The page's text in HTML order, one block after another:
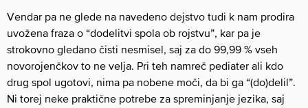
Vendar pa ne glede na navedeno dejstvo tudi k nam prodira
uvožena fraza o “dodelitvi spola ob rojstvu”, kar pa je
strokovno gledano čisti nesmisel, saj za do 99,99 % vseh
novorojenčkov to ne velja. Pri teh namreč pediater ali kdo
drug spol ugotovi, nima pa nobene moči, da bi ga “(do)delil”.
Ni torej neke praktične potrebe za spreminjanje jezika, saj